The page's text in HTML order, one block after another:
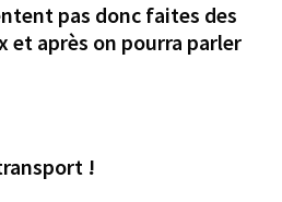
pas donc faites des
et après on pourra parler
!